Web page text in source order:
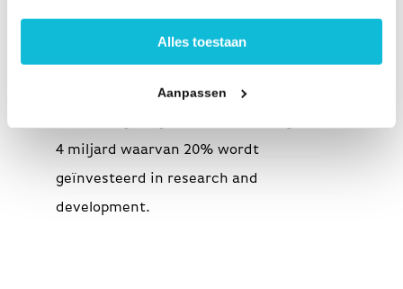
Alles toestaan
Aanpassen
afzetgebieden zijn Europa, Zuid Afrika,
Australië en de Verenigde Staten. Saab
telt ongeveer 19.000 medewerkers en
4 miljard waarvan 20% wordt
geïnvesteerd in research and
development.